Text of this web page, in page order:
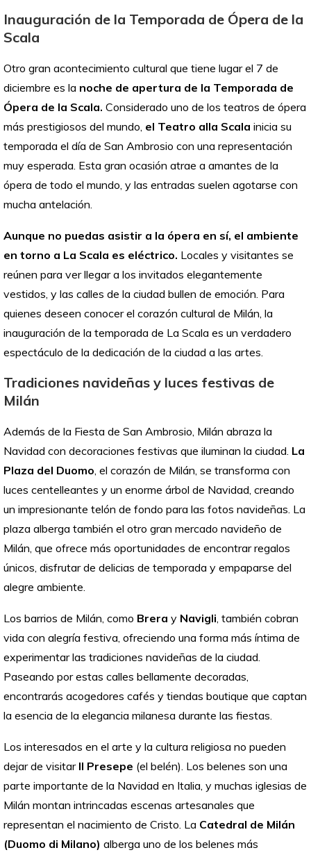
Inauguración de la Temporada de Ópera de la
Scala
Otro gran acontecimiento cultural que tiene lugar el 7 de
diciembre es la noche de apertura de la Temporada de
Ópera de la Scala. Considerado uno de los teatros de ópera
más prestigiosos del mundo, el Teatro alla Scala inicia su
temporada el día de San Ambrosio con una representación
muy esperada. Esta gran ocasión atrae a amantes de la
ópera de todo el mundo, y las entradas suelen agotarse con
mucha antelación.
Aunque no puedas asistir a la ópera en sí, el ambiente
en torno a La Scala es eléctrico. Locales y visitantes se
reúnen para ver llegar a los invitados elegantemente
vestidos, y las calles de la ciudad bullen de emoción. Para
quienes deseen conocer el corazón cultural de Milán, la
inauguración de la temporada de La Scala es un verdadero
espectáculo de la dedicación de la ciudad a las artes.
Tradiciones navideñas y luces festivas de
Milán
Además de la Fiesta de San Ambrosio, Milán abraza la
Navidad con decoraciones festivas que iluminan la ciudad. La
Plaza del Duomo, el corazón de Milán, se transforma con
luces centelleantes y un enorme árbol de Navidad, creando
un impresionante telón de fondo para las fotos navideñas. La
plaza alberga también el otro gran mercado navideño de
Milán, que ofrece más oportunidades de encontrar regalos
únicos, disfrutar de delicias de temporada y empaparse del
alegre ambiente.
Los barrios de Milán, como Brera y Navigli, también cobran
vida con alegría festiva, ofreciendo una forma más íntima de
experimentar las tradiciones navideñas de la ciudad.
Paseando por estas calles bellamente decoradas,
encontrarás acogedores cafés y tiendas boutique que captan
la esencia de la elegancia milanesa durante las fiestas.
Los interesados en el arte y la cultura religiosa no pueden
dejar de visitar Il Presepe (el belén). Los belenes son una
parte importante de la Navidad en Italia, y muchas iglesias de
Milán montan intrincadas escenas artesanales que
representan el nacimiento de Cristo. La Catedral de Milán
(Duomo di Milano) alberga uno de los belenes más